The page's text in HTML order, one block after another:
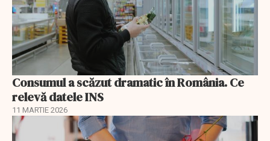
Consumul a scăzut dramatic în România. Ce
relevă datele INS
11 MARTIE 2026